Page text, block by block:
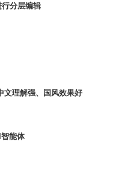
分层编辑
文理解强、国风效果好
能体